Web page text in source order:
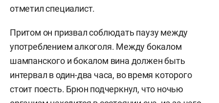
отметил специалист.
Притом он призвал соблюдать паузу между
употреблением алкоголя. Между бокалом
шампанского и бокалом вина должен быть
интервал в один-два часа, во время которого
стоит поесть. Брюн подчеркнул, что ночью